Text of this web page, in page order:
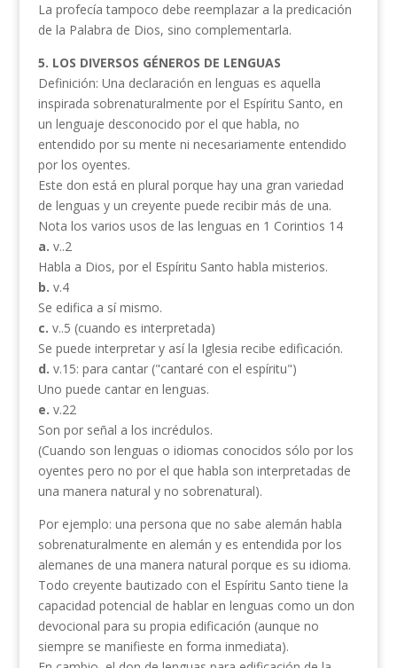
La profecía tampoco debe reemplazar a la predicación
de la Palabra de Dios, sino complementarla.
5. LOS DIVERSOS GÉNEROS DE LENGUAS
Definición: Una declaración en lenguas es aquella
inspirada sobrenaturalmente por el Espíritu Santo, en
un lenguaje desconocido por el que habla, no
entendido por su mente ni necesariamente entendido
por los oyentes.
Este don está en plural porque hay una gran variedad
de lenguas y un creyente puede recibir más de una.
Nota los varios usos de las lenguas en 1 Corintios 14
a. v..2
Habla a Dios, por el Espíritu Santo habla misterios.
b. v.4
Se edifica a sí mismo.
c. v..5 (cuando es interpretada)
Se puede interpretar y así la Iglesia recibe edificación.
d. v.15: para cantar ("cantaré con el espíritu")
Uno puede cantar en lenguas.
e. v.22
Son por señal a los incrédulos.
(Cuando son lenguas o idiomas conocidos sólo por los
oyentes pero no por el que habla son interpretadas de
una manera natural y no sobrenatural).
Por ejemplo: una persona que no sabe alemán habla
sobrenaturalmente en alemán y es entendida por los
alemanes de una manera natural porque es su idioma.
Todo creyente bautizado con el Espíritu Santo tiene la
capacidad potencial de hablar en lenguas como un don
devocional para su propia edificación (aunque no
siempre se manifieste en forma inmediata).